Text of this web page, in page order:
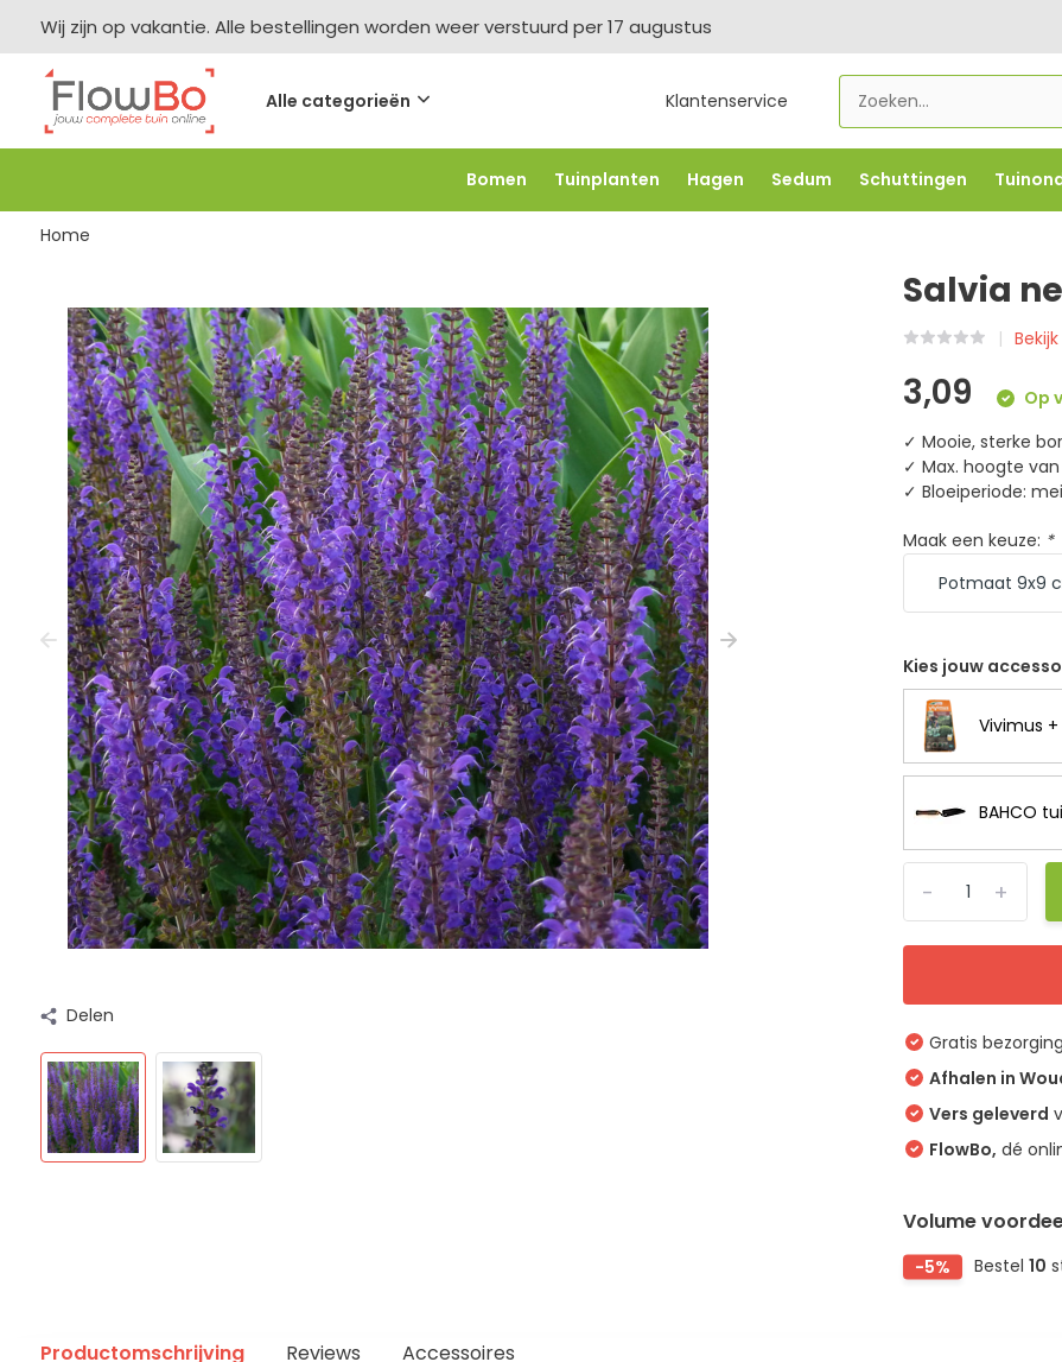
Wij zijn op vakantie. Alle bestellingen worden weer verstuurd per 17 augustus
Alle categorieën Klantenservice
Bomen Tuinplanten Hagen Sedum Schuttingen
-2,5% vanaf €250 -FLOWBO250 -5% vanaf €500 -FLOWBO500 -7,5%
Home
Delen
Salvia
3,09
Op
✓ Mooie, sterke
✓ Max. hoogte
✓ Bloeiperiode:
Maak een keuze: *
Kies jouw
Vivimus +
BAHCO
+
-
Gratis
Afhalen in
Vers geleverd
FlowBo, dé
Volume
-5%
Bestel10
Productomschrijving Reviews Accessoires